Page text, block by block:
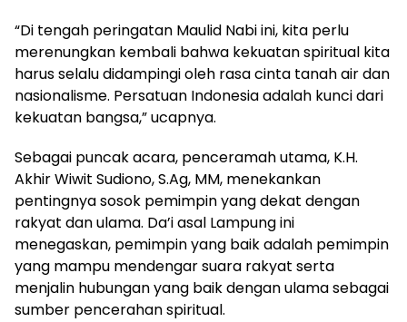
“Di tengah peringatan Maulid Nabi ini, kita perlu
merenungkan kembali bahwa kekuatan spiritual kita
harus selalu didampingi oleh rasa cinta tanah air dan
nasionalisme. Persatuan Indonesia adalah kunci dari
kekuatan bangsa,” ucapnya.
Sebagai puncak acara, penceramah utama, K.H.
Akhir Wiwit Sudiono, S.Ag, MM, menekankan
pentingnya sosok pemimpin yang dekat dengan
rakyat dan ulama. Da’i asal Lampung ini
menegaskan, pemimpin yang baik adalah pemimpin
yang mampu mendengar suara rakyat serta
menjalin hubungan yang baik dengan ulama sebagai
sumber pencerahan spiritual.